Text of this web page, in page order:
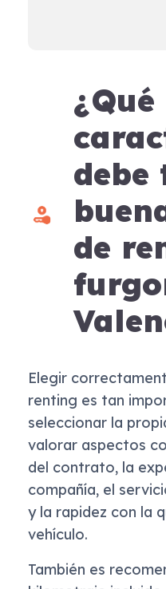
¿Qué
debe
de
Elegir
renting es tan
seleccionar la
valorar aspectos
del contrato, la
compañía, el
y la rapidez con la
vehículo.
También es